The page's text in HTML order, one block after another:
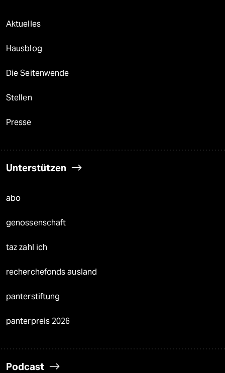
Aktuelles
Hausblog
Die Seitenwende
Stellen
Presse
Unterstützen
abo
genossenschaft
taz zahl ich
recherchefonds ausland
panterstiftung
panterpreis 2026
Podcast